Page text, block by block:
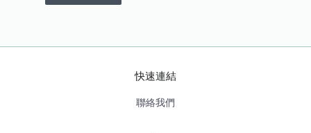
快速連結
聯絡我們